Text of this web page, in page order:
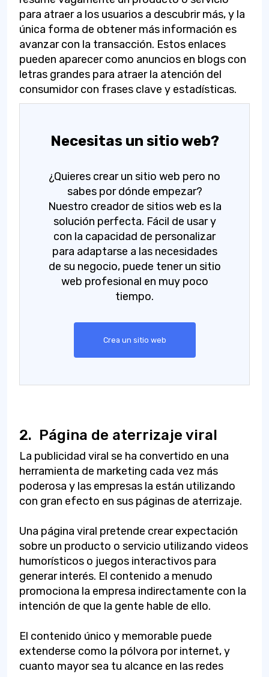
para atraer a los usuarios a descubrir más, y la
única forma de obtener más información es
avanzar con la transacción. Estos enlaces
pueden aparecer como anuncios en blogs con
letras grandes para atraer la atención del
consumidor con frases clave y estadísticas.
Necesitas un sitio web?
¿Quieres crear un sitio web pero no
sabes por dónde empezar?
Nuestro creador de sitios web es la
solución perfecta. Fácil de usar y
con la capacidad de personalizar
para adaptarse a las necesidades
de su negocio, puede tener un sitio
web profesional en muy poco
tiempo.
Crea un sitio web
2. Página de aterrizaje viral
La publicidad viral se ha convertido en una
herramienta de marketing cada vez más
poderosa y las empresas la están utilizando
con gran efecto en sus páginas de aterrizaje.
Una página viral pretende crear expectación
sobre un producto o servicio utilizando videos
humorísticos o juegos interactivos para
generar interés. El contenido a menudo
promociona la empresa indirectamente con la
intención de que la gente hable de ello.
El contenido único y memorable puede
extenderse como la pólvora por internet, y
cuanto mayor sea tu alcance en las redes